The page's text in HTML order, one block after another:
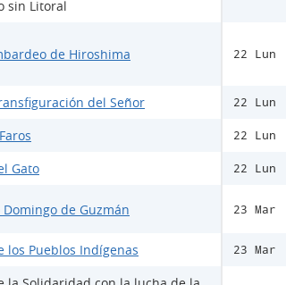
sin Litoral
de Hiroshima
del Señor
Gato
de Guzmán
los Pueblos Indígenas
22 Lun
22 Lun
22 Lun
22 Lun
23 Mar
23 Mar